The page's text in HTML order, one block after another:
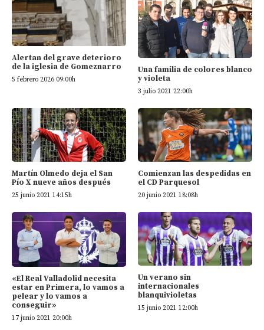
Alertan del grave deterioro
de la iglesia de Gomeznarro
5 febrero 2026 09:00h
Una familia de colores blanco
y violeta
3 julio 2021 22:00h
Martín Olmedo deja el San
Pío X nueve años después
25 junio 2021 14:15h
Comienzan las despedidas en
el CD Parquesol
20 junio 2021 18:08h
«El Real Valladolid necesita
estar en Primera, lo vamos a
pelear y lo vamos a
conseguir»
17 junio 2021 20:00h
Un verano sin
internacionales
blanquivioletas
15 junio 2021 12:00h